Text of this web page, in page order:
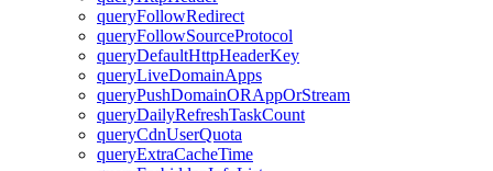
queryFollowRedirect
queryFollowSourceProtocol
queryDefaultHttpHeaderKey
queryLiveDomainApps
queryPushDomainORAppOrStream
queryDailyRefreshTaskCount
queryCdnUserQuota
queryExtraCacheTime